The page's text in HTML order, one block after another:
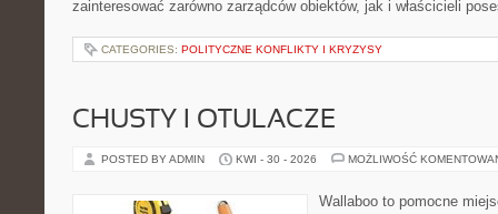
zainteresować zarówno zarządców obiektów, jak i właścicieli
CATEGORIES: POLITYCZNE KONFLIKTY I KRYZYSY
CHUSTY I OTULACZE
POSTED BY ADMIN KWI - 30 - 2026 MOŻLIWOŚĆ
Wallaboo to pomocne